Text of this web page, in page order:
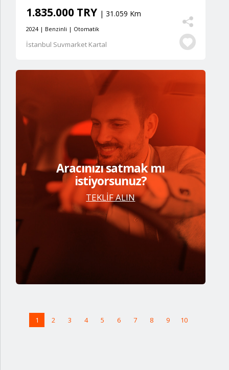
1.835.000 TRY | 31.059 Km
2024 | Benzinli | Otomatik
İstanbul Suvmarket Kartal
Aracınızı satmak mı
istiyorsunuz?
TEKLİF ALIN
1 2 3 4 5 6 7 8 9 10